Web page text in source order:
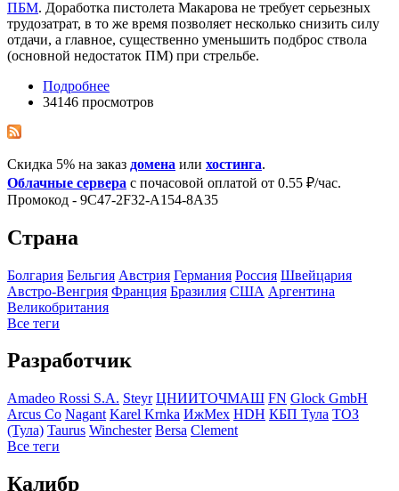
ПБМ. Доработка пистолета Макарова не требует серьезных
трудозатрат, в то же время позволяет несколько снизить силу
отдачи, а главное, существенно уменьшить подброс ствола
(основной недостаток ПМ) при стрельбе.
Подробнее
34146 просмотров
Скидка 5% на заказ домена или хостинга.
Облачные сервера с почасовой оплатой от 0.55 ₽/час.
Промокод - 9C47-2F32-A154-8A35
Страна
Болгария Бельгия Австрия Германия Росcия Швейцария
Австро-Венгрия Франция Бразилия США Аргентина
Великобритания
Все теги
Разработчик
Amadeo Rossi S.A. Steyr ЦНИИТОЧМАШ FN Glock GmbH
Arcus Co Nagant Karel Krnka ИжМех HDH КБП Тула ТОЗ
(Тула) Taurus Winchester Bersa Clement
Все теги
Калибр